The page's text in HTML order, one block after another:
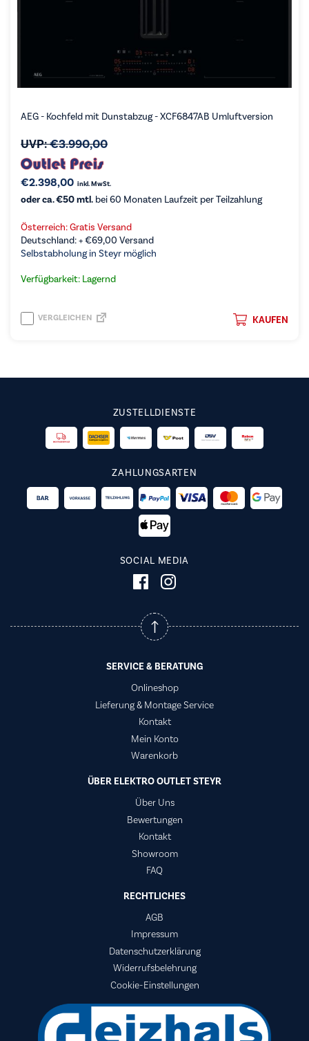
AEG - Kochfeld mit Dunstabzug - XCF6847AB Umluftversion
UVP:€3.990,00
€2.398,00 inkl. MwSt.
oder ca. €50 mtl. bei 60 Monaten Laufzeit per Teilzahlung
Österreich: Gratis Versand
Deutschland: +€69,00 Versand
Selbstabholung in Steyr möglich
Verfügbarkeit: Lagernd
KAUFEN
VERGLEICHEN
ZUSTELLDIENSTE
ZAHLUNGSARTEN
SOCIAL MEDIA
SERVICE & BERATUNG
Onlineshop
Lieferung & Montage Service
Kontakt
Mein Konto
Warenkorb
ÜBER ELEKTRO OUTLET STEYR
Über Uns
Bewertungen
Kontakt
Showroom
FAQ
RECHTLICHES
AGB
Impressum
Datenschutzerklärung
Widerrufsbelehrung
Cookie-Einstellungen